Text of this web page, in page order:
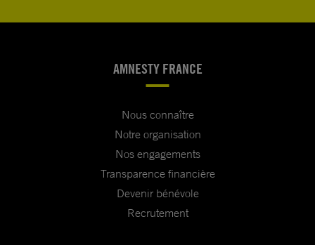
AMNESTY FRANCE
Nous connaître
Notre organisation
Nos engagements
Transparence financière
Devenir bénévole
Recrutement